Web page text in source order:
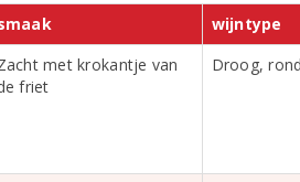
wijntype
met krokantje van
friet
Droog,